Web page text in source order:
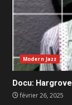
Modern Jazz
Docu: Hargrove
février 26, 2025